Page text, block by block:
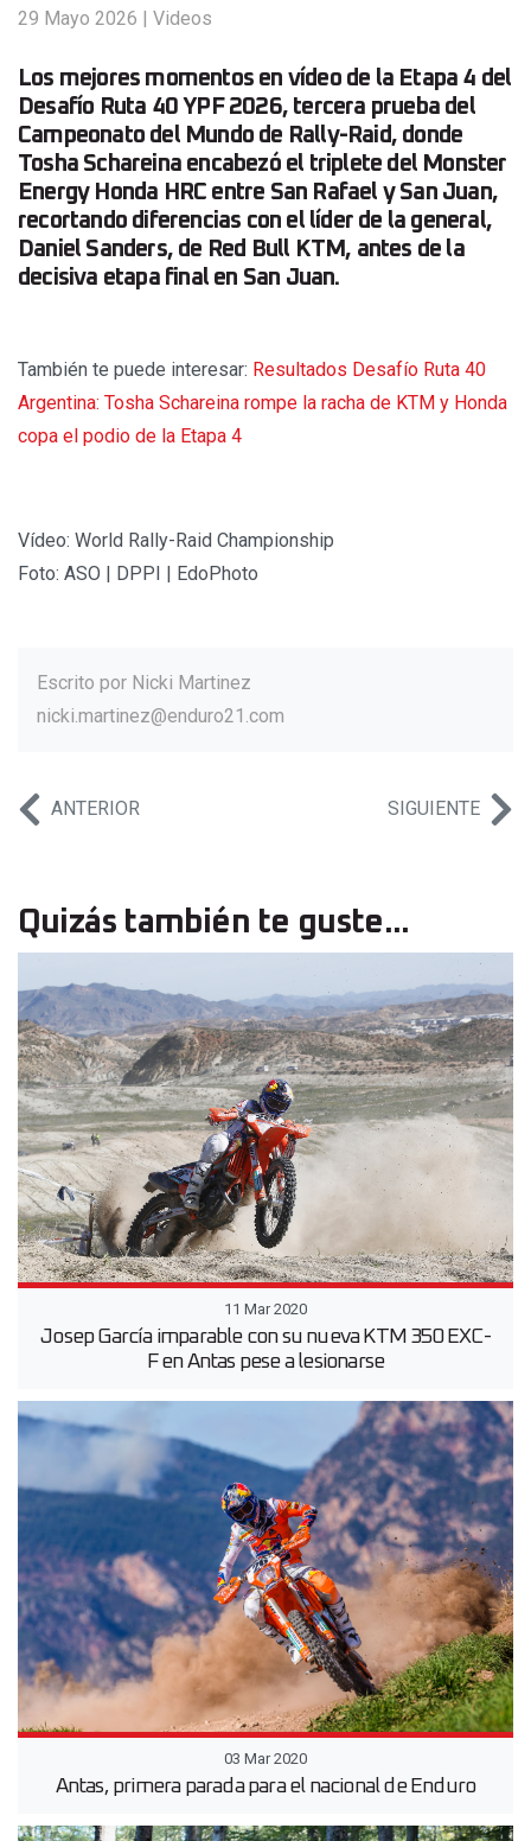
29 Mayo 2026 | Videos
Los mejores momentos en vídeo de la Etapa 4 del
Desafío Ruta 40 YPF 2026, tercera prueba del
Campeonato del Mundo de Rally-Raid, donde
Tosha Schareina encabezó el triplete del Monster
Energy Honda HRC entre San Rafael y San Juan,
recortando diferencias con el líder de la general,
Daniel Sanders, de Red Bull KTM, antes de la
decisiva etapa final en San Juan.
También te puede interesar: Resultados Desafío Ruta 40
Argentina: Tosha Schareina rompe la racha de KTM y Honda
copa el podio de la Etapa 4
Vídeo: World Rally-Raid Championship
Foto: ASO | DPPI | EdoPhoto
Escrito por Nicki Martinez
nicki.martinez@enduro21.com
ANTERIOR SIGUIENTE
Quizás también te guste...
11 Mar 2020
Josep García imparable con su nueva KTM 350 EXC-
F en Antas pese a lesionarse
03 Mar 2020
Antas, primera parada para el nacional de Enduro